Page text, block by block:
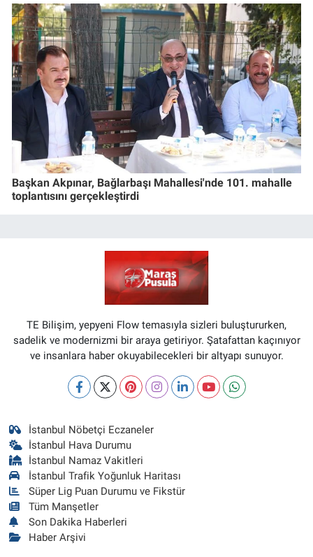
Başkan Akpınar, Bağlarbaşı Mahallesi'nde 101. mahalle
toplantısını gerçekleştirdi
TE Bilişim, yepyeni Flow temasıyla sizleri buluştururken,
sadelik ve modernizmi bir araya getiriyor. Şatafattan kaçınıyor
ve insanlara haber okuyabilecekleri bir altyapı sunuyor.
İstanbul Nöbetçi Eczaneler
İstanbul Hava Durumu
İstanbul Namaz Vakitleri
İstanbul Trafik Yoğunluk Haritası
Süper Lig Puan Durumu ve Fikstür
Tüm Manşetler
Son Dakika Haberleri
Haber Arşivi